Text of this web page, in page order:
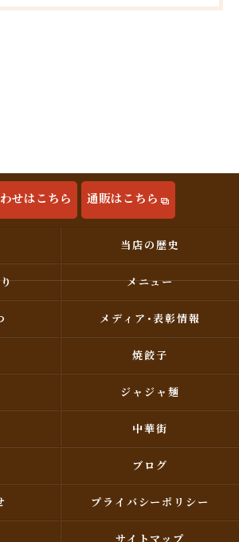
せはこちら 通販はこちら
当店の歴史
メニュー
メディア･表彰情報
焼餃子
ジャジャ麺
中華街
ブログ
プライバシーポリシー
サイトマップ